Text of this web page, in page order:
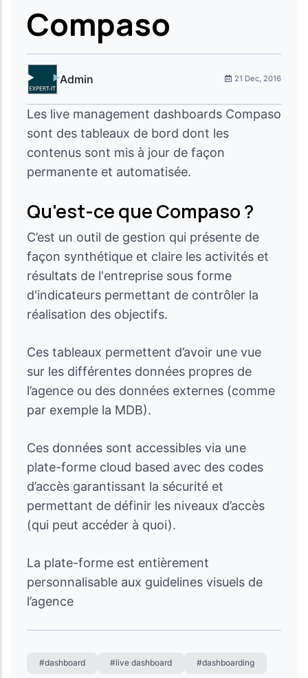
Compaso
Admin 21 Dec, 2016
Les live management dashboards Compaso
sont des tableaux de bord dont les
contenus sont mis à jour de façon
permanente et automatisée.
Qu'est-ce que Compaso ?
C’est un outil de gestion qui présente de
façon synthétique et claire les activités et
résultats de l'entreprise sous forme
d'indicateurs permettant de contrôler la
réalisation des objectifs.
Ces tableaux permettent d’avoir une vue
sur les différentes données propres de
l’agence ou des données externes (comme
par exemple la MDB).
Ces données sont accessibles via une
plate-forme cloud based avec des codes
d’accès garantissant la sécurité et
permettant de définir les niveaux d’accès
(qui peut accéder à quoi).
La plate-forme est entièrement
personnalisable aux guidelines visuels de
l’agence
#dashboard #live dashboard #dashboarding